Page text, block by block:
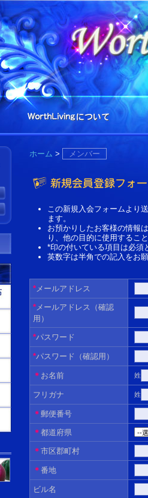
ホーム > メンバー
この新規入会フォームより
ます。
お預かりしたお客様の情報
り、他の目的に使用するこ
*印の付いている項目は必須
英数字は半角での記入をお
*メールアドレス
*メールアドレス（確認
用）
*パスワード
*パスワード（確認用）
＊ お名前 姓
フリガナ 姓
＊ 郵便番号
＊ 都道府県
＊ 市区郡町村
＊ 番地
ビル名